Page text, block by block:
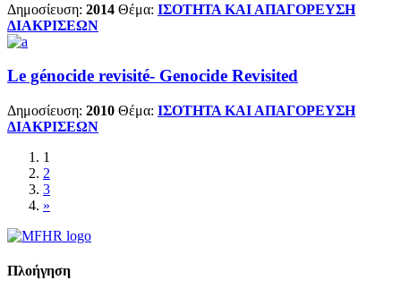
Δημοσίευση: 2014 Θέμα: ΙΣΟΤΗΤΑ ΚΑΙ ΑΠΑΓΟΡΕΥΣΗ
ΔΙΑΚΡΙΣΕΩΝ
Le génocide revisité- Genocide Revisited
Δημοσίευση: 2010 Θέμα: ΙΣΟΤΗΤΑ ΚΑΙ ΑΠΑΓΟΡΕΥΣΗ
ΔΙΑΚΡΙΣΕΩΝ
1
2
3
»
Πλοήγηση